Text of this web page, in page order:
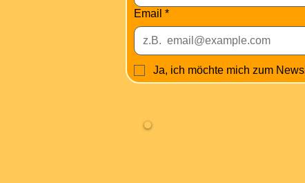
Email *
Ja, ich möchte mich zum